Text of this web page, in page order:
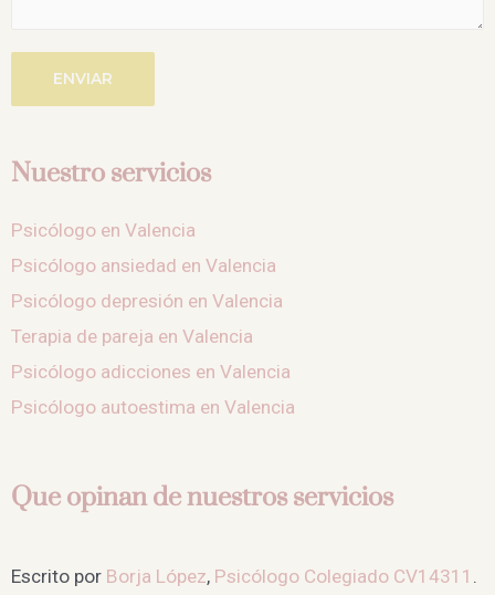
ENVIAR
Nuestro servicios
Psicólogo en Valencia
Psicólogo ansiedad en Valencia
Psicólogo depresión en Valencia
Terapia de pareja en Valencia
Psicólogo adicciones en Valencia
Psicólogo autoestima en Valencia
Que opinan de nuestros servicios
Escrito por Borja López, Psicólogo Colegiado CV14311